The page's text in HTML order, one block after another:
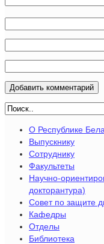
О Республике
Выпускнику
Сотруднику
Факультеты
Научно-
докторантура)
Совет по защите
Кафедры
Отделы
Библиотека